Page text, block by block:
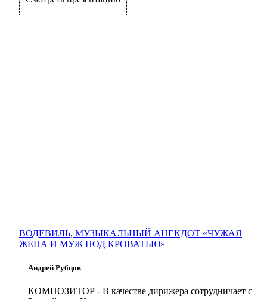
ВОДЕВИЛЬ, МУЗЫКАЛЬНЫЙ АНЕКДОТ «ЧУЖАЯ
ЖЕНА И МУЖ ПОД КРОВАТЬЮ»
Андрей Рубцов
КОМПОЗИТОР - В качестве дирижера сотрудничает с